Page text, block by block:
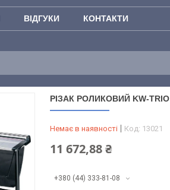
ВІДГУКИ КОНТАКТИ
РІЗАК РОЛИКОВИЙ KW-
Немає в наявності Код: 13021
11 672,88 ₴
+380 (44) 333-81-08